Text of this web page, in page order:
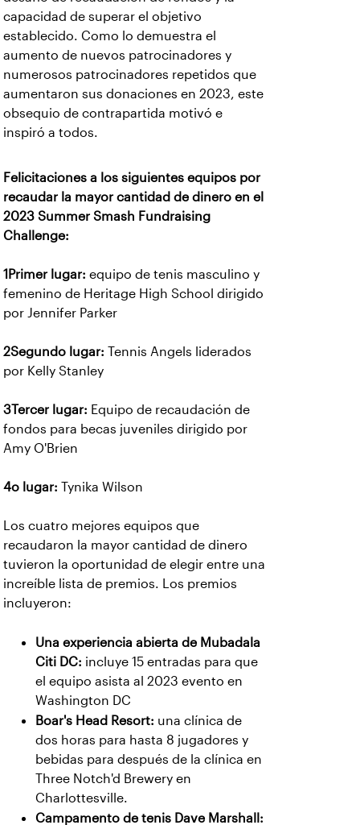
capacidad de superar el objetivo
establecido. Como lo demuestra el
aumento de nuevos patrocinadores y
numerosos patrocinadores repetidos que
aumentaron sus donaciones en 2023, este
obsequio de contrapartida motivó e
inspiró a todos.
Felicitaciones a los siguientes equipos por
recaudar la mayor cantidad de dinero en el
2023 Summer Smash Fundraising
Challenge:
1Primer lugar: equipo de tenis masculino y
femenino de Heritage High School dirigido
por Jennifer Parker
2Segundo lugar: Tennis Angels liderados
por Kelly Stanley
3Tercer lugar: Equipo de recaudación de
fondos para becas juveniles dirigido por
Amy O'Brien
4o lugar: Tynika Wilson
Los cuatro mejores equipos que
recaudaron la mayor cantidad de dinero
tuvieron la oportunidad de elegir entre una
increíble lista de premios. Los premios
incluyeron:
Una experiencia abierta de Mubadala
Citi DC: incluye 15 entradas para que
el equipo asista al 2023 evento en
Washington DC
Boar's Head Resort: una clínica de
dos horas para hasta 8 jugadores y
bebidas para después de la clínica en
Three Notch'd Brewery en
Charlottesville.
Campamento de tenis Dave Marshall: